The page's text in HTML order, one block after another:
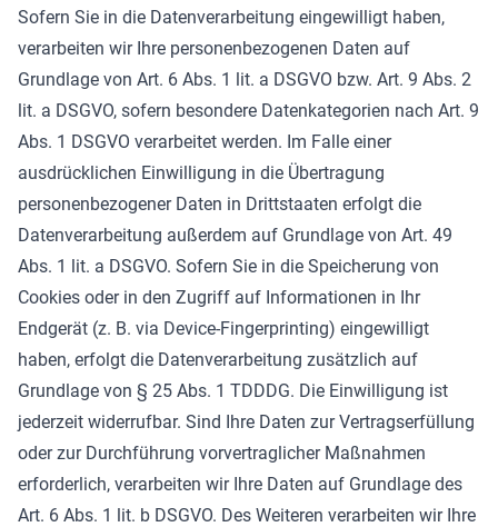
Sofern Sie in die Datenverarbeitung eingewilligt haben,
verarbeiten wir Ihre personenbezogenen Daten auf
Grundlage von Art. 6 Abs. 1 lit. a DSGVO bzw. Art. 9 Abs. 2
lit. a DSGVO, sofern besondere Datenkategorien nach Art. 9
Abs. 1 DSGVO verarbeitet werden. Im Falle einer
ausdrücklichen Einwilligung in die Übertragung
personenbezogener Daten in Drittstaaten erfolgt die
Datenverarbeitung außerdem auf Grundlage von Art. 49
Abs. 1 lit. a DSGVO. Sofern Sie in die Speicherung von
Cookies oder in den Zugriff auf Informationen in Ihr
Endgerät (z. B. via Device-Fingerprinting) eingewilligt
haben, erfolgt die Datenverarbeitung zusätzlich auf
Grundlage von § 25 Abs. 1 TDDDG. Die Einwilligung ist
jederzeit widerrufbar. Sind Ihre Daten zur Vertragserfüllung
oder zur Durchführung vorvertraglicher Maßnahmen
erforderlich, verarbeiten wir Ihre Daten auf Grundlage des
Art. 6 Abs. 1 lit. b DSGVO. Des Weiteren verarbeiten wir Ihre